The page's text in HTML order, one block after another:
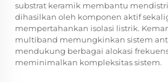
substrat keramik membantu
dihasilkan oleh komponen aktif
mempertahankan isolasi listrik.
multiband memungkinkan sistem
mendukung berbagai alokasi
meminimalkan kompleksitas sistem.